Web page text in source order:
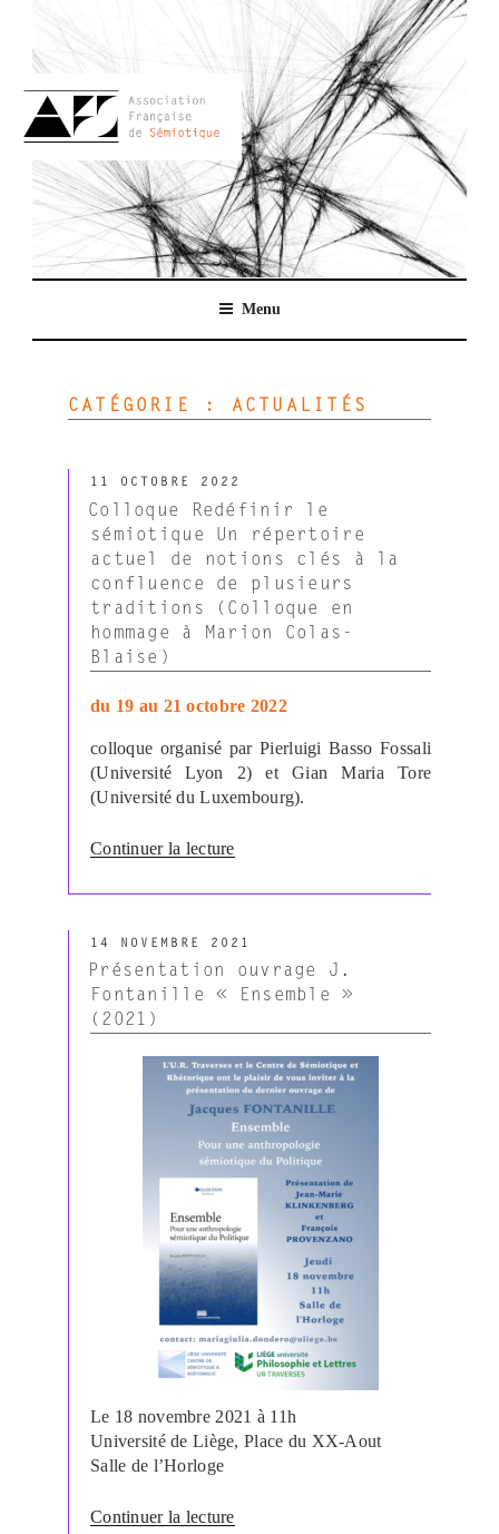
contenu
AFSEMIO.FR
Menu
CATÉGORIE : ACTUALITÉS
PUBLIÉ
LE
11 OCTOBRE 2022
Colloque Redéfinir le
sémiotique Un répertoire
actuel de notions clés à la
confluence de plusieurs
traditions (Colloque en
hommage à Marion Colas-
Blaise)
du 19 au 21 octobre 2022
colloque organisé parPierluigi Basso Fossali
(Université Lyon 2) et Gian Maria Tore
(Université du Luxembourg).
Continuer la lecturede
Redéfinir
sémiotique
Un
répertoire
notions
clés
à
la
confluence
plusieurs
traditions
(Colloque
en
hommage
à
Marion
Blaise) »
PUBLIÉ
LE
14 NOVEMBRE 2021
Présentation ouvrage J.
Fontanille « Ensemble »
(2021)
Le 18 novembre 2021 à 11h
Université de Liège, Place du XX-Aout
Salle de l’Horloge
Continuer la lecturede